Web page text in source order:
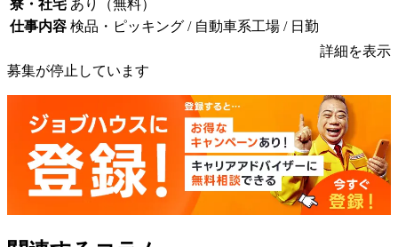
寮・社宅 あり（無料）
仕事内容 検品・ピッキング / 自動車系工場 / 日勤
詳細を表示
募集が停止しています